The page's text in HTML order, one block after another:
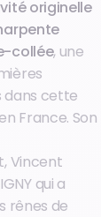
originelle
collée, une
dans cette
France. Son
Vincent
qui a
rênes de